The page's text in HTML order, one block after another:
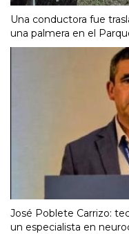
Una conductora fue
una palmera en el
José Poblete Carrizo:
un especialista en